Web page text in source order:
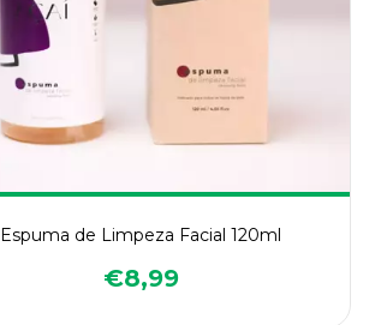
Espuma de Limpeza Facial 120ml
€8,99